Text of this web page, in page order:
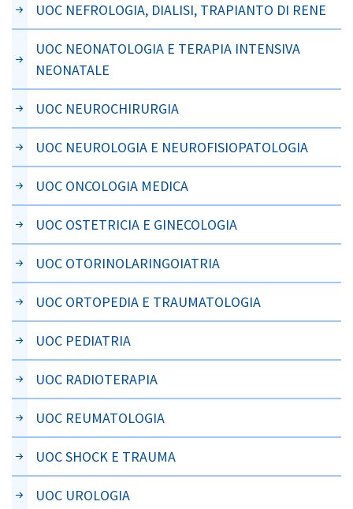
UOC NEFROLOGIA, DIALISI, TRAPIANTO DI RENE
UOC NEONATOLOGIA E TERAPIA INTENSIVA
NEONATALE
UOC NEUROCHIRURGIA
UOC NEUROLOGIA E NEUROFISIOPATOLOGIA
UOC ONCOLOGIA MEDICA
UOC OSTETRICIA E GINECOLOGIA
UOC OTORINOLARINGOIATRIA
UOC ORTOPEDIA E TRAUMATOLOGIA
UOC PEDIATRIA
UOC RADIOTERAPIA
UOC REUMATOLOGIA
UOC SHOCK E TRAUMA
UOC UROLOGIA